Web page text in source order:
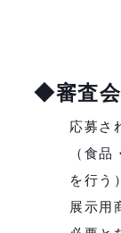
◆審査
応募さ
（食
を行う
展示用